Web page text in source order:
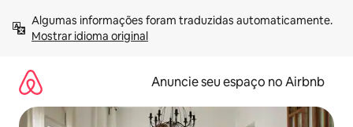
para
Mostrar idioma original
Anuncie seu espaço no Airbnb